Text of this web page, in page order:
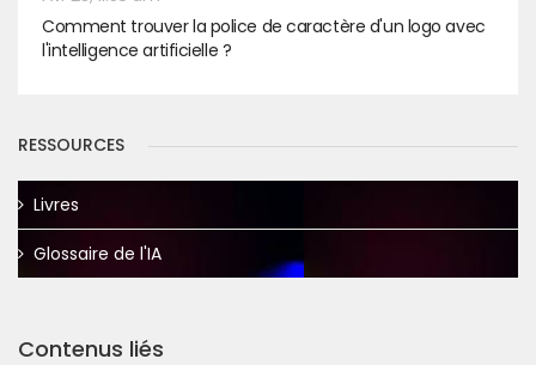
Comment trouver la police de caractère d'un logo avec
l'intelligence artificielle ?
RESSOURCES
Livres
Glossaire de l'IA
Contenus liés